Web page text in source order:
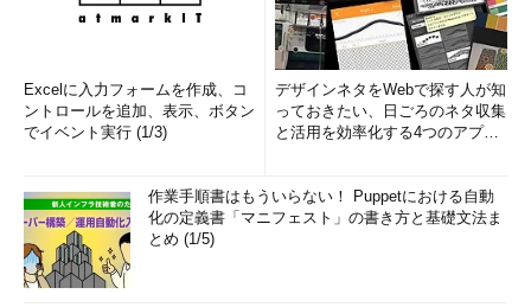
Excelに入力フォームを作成、コ
ントロールを追加、表示、ボタン
でイベント実行 (1/3)
デザインネタをWebで探す人が知
っておきたい、日ごろのネタ収集
と活用を効率化する4つのアプリ
作業手順書はもういらない！ Puppetにおける自動
化の定義書「マニフェスト」の書き方と基礎文法ま
とめ (1/5)